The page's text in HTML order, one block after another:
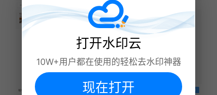
打开水印云
10W+用户都在使用的轻松去水印神器
现在打开